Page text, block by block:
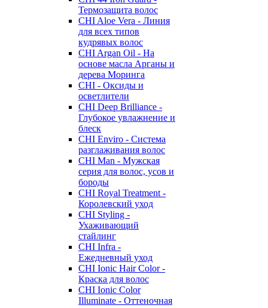
Термозащита волос
CHI Aloe Vera - Линия
для всех типов
кудрявых волос
CHI Argan Oil - На
основе масла Арганы и
дерева Моринга
CHI - Оксиды и
осветлители
CHI Deep Brilliance -
Глубокое увлажнение и
блеск
CHI Enviro - Система
разглаживания волос
CHI Man - Мужская
серия для волос, усов и
бороды
CHI Royal Treatment -
Королевский уход
CHI Styling -
Ухаживающий
стайлинг
CHI Infra -
Ежедневный уход
CHI Ionic Hair Color -
Краска для волос
CHI Ionic Color
Illuminate - Оттеночная